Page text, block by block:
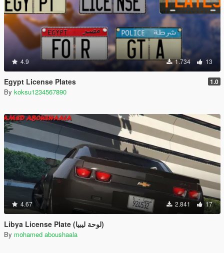
4.9 1.734 13
Egypt License Plates 1.0
By koksu1234567890
4.67 2.841 17
Libya License Plate (لوحة ليبيا)
By mohamed aboushaala